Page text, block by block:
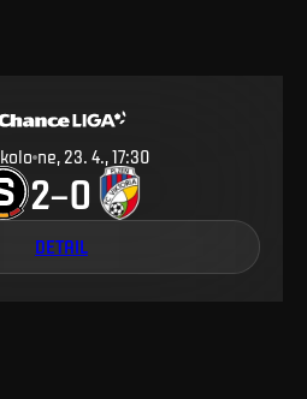
kolo ne, 23. 4., 17:30
2–0
DETAIL